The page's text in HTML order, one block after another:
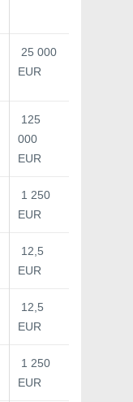
25 000
EUR
125
000
EUR
1 250
EUR
12,5
EUR
12,5
EUR
1 250
EUR